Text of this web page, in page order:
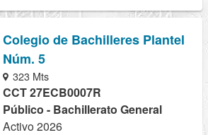
Colegio de Bachilleres Plantel
Núm. 5
323 Mts
CCT 27ECB0007R
Público - Bachillerato General
Activo 2026